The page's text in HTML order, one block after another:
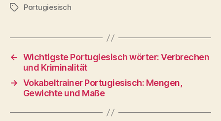
TagsPortugiesisch
← Wichtigste Portugiesisch wörter: Verbrechen
und Kriminalität
→ Vokabeltrainer Portugiesisch: Mengen,
Gewichte und Maße